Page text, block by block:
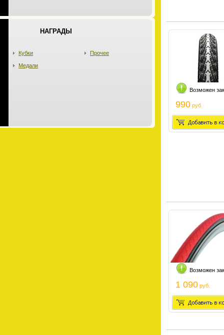
НАГРАДЫ
Кубки
Медали
Прочее
Возможен
990 руб.
Возможен
1 090 руб.